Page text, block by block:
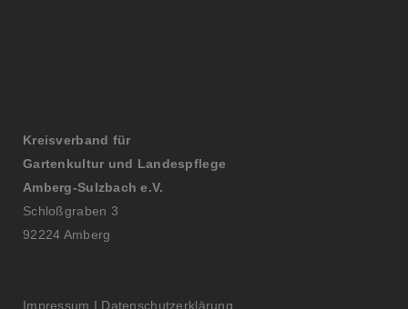
Kreisverband für
Gartenkultur und Landespflege
Amberg-Sulzbach e.V.
Schloßgraben 3
92224 Amberg
Impressum I Datenschutzerklärung